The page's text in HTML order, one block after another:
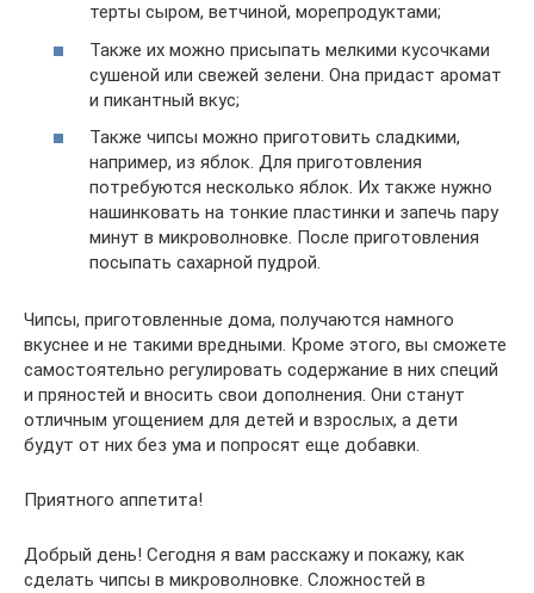
терты сыром, ветчиной, морепродуктами;
Также их можно присыпать мелкими кусочками
сушеной или свежей зелени. Она придаст аромат
и пикантный вкус;
Также чипсы можно приготовить сладкими,
например, из яблок. Для приготовления
потребуются несколько яблок. Их также нужно
нашинковать на тонкие пластинки и запечь пару
минут в микроволновке. После приготовления
посыпать сахарной пудрой.
Чипсы, приготовленные дома, получаются намного
вкуснее и не такими вредными. Кроме этого, вы сможете
самостоятельно регулировать содержание в них специй
и пряностей и вносить свои дополнения. Они станут
отличным угощением для детей и взрослых, а дети
будут от них без ума и попросят еще добавки.
Приятного аппетита!
Добрый день! Сегодня я вам расскажу и покажу, как
сделать чипсы в микроволновке. Сложностей в